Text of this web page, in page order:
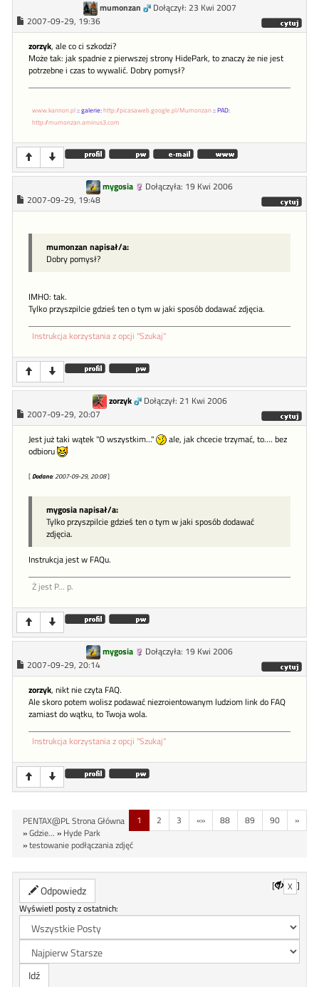
mumonzan
Dołączył: 23 Kwi 2007
2007-09-29, 19:36
zorzyk, ale co ci szkodzi?
Może tak: jak spadnie z pierwszej strony HidePark, to znaczy że nie jest
potrzebne i czas to wywalić. Dobry pomysł?
www.kannon.pl:: galerie:http://picasaweb.google.pl/Mumonzan:: PAD:
http://mumonzan.aminus3.com
mygosia
Dołączyła: 19 Kwi 2006
2007-09-29, 19:48
mumonzan napisał/a:
Dobry pomysł?
IMHO: tak.
Tylko przyszpilcie gdzieś ten o tym w jaki sposób dodawać zdjęcia.
Instrukcja korzystania z opcji "Szukaj"
zorzyk
Dołączył: 21 Kwi 2006
2007-09-29, 20:07
Jest już taki wątek "O wszystkim..."
ale, jak chcecie trzymać, to.... bez
odbioru
[Dodano: 2007-09-29, 20:08]
mygosia napisał/a:
Tylko przyszpilcie gdzieś ten o tym w jaki sposób dodawać
zdjęcia.
Instrukcja jest w FAQu.
Ż jest P... p.
mygosia
Dołączyła: 19 Kwi 2006
2007-09-29, 20:14
zorzyk, nikt nie czyta FAQ.
Ale skoro potem wolisz podawać niezroientowanym ludziom link do FAQ
zamiast do wątku, to Twoja wola.
Instrukcja korzystania z opcji "Szukaj"
1 2 3 «» 88 89 90 »
PENTAX@PL Strona Główna
»Gdzie... » Hyde Park
»testowanie podłączania zdjęć
Odpowiedz [ X ]
Wyświetl posty z ostatnich: